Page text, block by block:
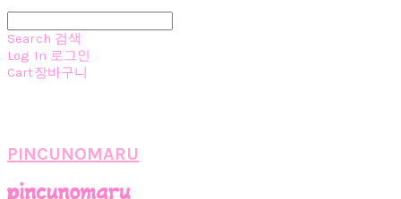
Search 검색
Log In 로그인
Cart장바구니
PINCUNOMARU